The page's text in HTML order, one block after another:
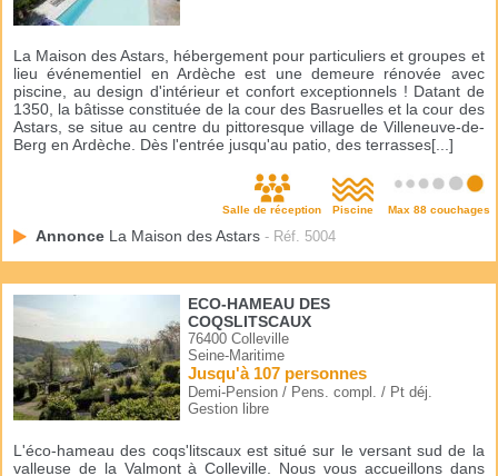
La Maison des Astars, hébergement pour particuliers et groupes et
lieu événementiel en Ardèche est une demeure rénovée avec
piscine, au design d'intérieur et confort exceptionnels ! Datant de
1350, la bâtisse constituée de la cour des Basruelles et la cour des
Astars, se situe au centre du pittoresque village de Villeneuve-de-
Berg en Ardèche. Dès l'entrée jusqu'au patio, des terrasses[...]
Salle de réception Piscine Max 88 couchages
Annonce La Maison des Astars - Réf. 5004
ECO-HAMEAU DES
COQSLITSCAUX
76400 Colleville
Seine-Maritime
Jusqu'à 107 personnes
Demi-Pension / Pens. compl. / Pt déj.
Gestion libre
L'éco-hameau des coqs'litscaux est situé sur le versant sud de la
valleuse de la Valmont à Colleville. Nous vous accueillons dans